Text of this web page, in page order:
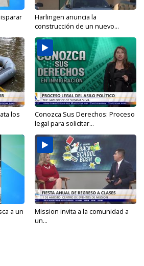
Harlingen anuncia la
construcción de un nuevo...
los
Conozca Sus Derechos: Proceso
legal para solicitar...
a un
Mission invita a la comunidad a
un...